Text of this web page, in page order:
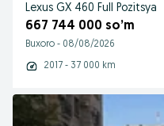
Lexus GX 460 Full Pozitsya
667 744 000 so’m
Buxoro - 08/08/2026
2017 - 37 000 km